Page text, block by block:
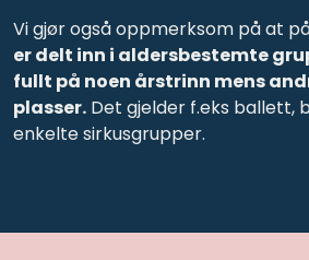
Vi gjør også oppmerksom på at
er delt inn i aldersbestemte
fullt på noen årstrinn mens
plasser. Det gjelder f.eks ballett,
enkelte sirkusgrupper.